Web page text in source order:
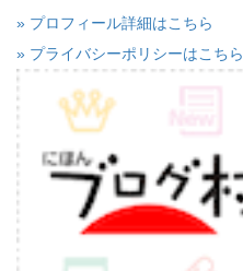
» プロフィール詳細はこちら
» プライバシーポリシーはこちら